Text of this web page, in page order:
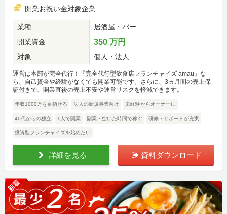
開業お祝い金対象企業
業種
居酒屋・バー
開業資金
350 万円
対象 個人・法人
運営は本部が完全代行！『完全代行型飲食店フランチャイズ amau』な
ら、自己資金や経験がなくても開業可能です。さらに、3ヵ月間の売上保
証付きで、開業直後の売上不安や運営リスクを軽減できます。
年収1000万を目指せる 法人の新規事業向け 未経験からオーナーに
40代からの独立 1人で開業 副業・空いた時間で稼ぐ 研修・サポートが充実
投資型フランチャイズを始めたい
詳細を見る 資料ダウンロード
新着